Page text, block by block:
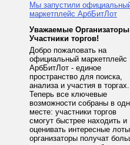
Мы запустили
маркетплейс АрбБитЛот
Уважаемые
Участники торгов!
Добро пожаловать на
официальный маркетплейс
АрбБитЛот - единое
пространство для поиска,
анализа и участия в торгах.
Теперь все ключевые
возможности собраны в
месте: участники торгов
смогут быстрее находить и
оценивать интересные
организаторы получат